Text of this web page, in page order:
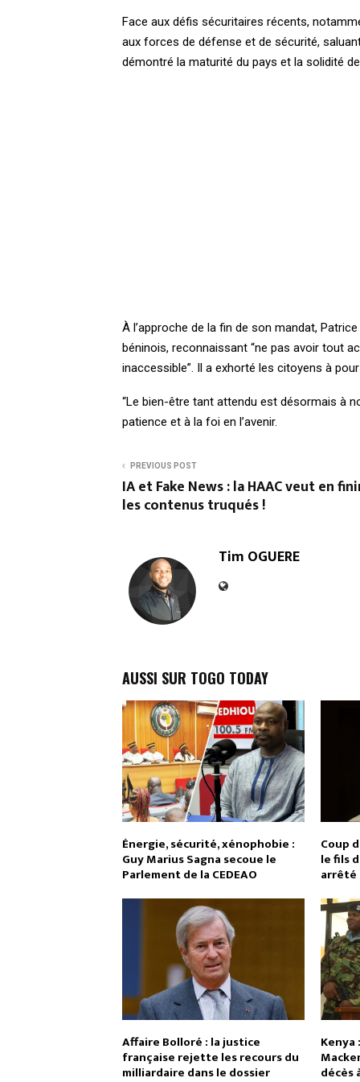
Face aux défis sécuritaires récents,
aux forces de défense et de sécurité,
démontré la maturité du pays et la solidité
À l’approche de la fin de son mandat,
béninois, reconnaissant “ne pas avoir tout
inaccessible”. Il a exhorté les citoyens à
“Le bien-être tant attendu est désormais à
patience et à la foi en l’avenir.
PREVIOUS POST
IA et Fake News : la HAAC veut en
les contenus truqués !
Tim OGUERE
AUSSI SUR TOGO TODAY
Énergie, sécurité, xénophobie :
Guy Marius Sagna secoue le
Parlement de la CEDEAO
Coup
le fils
arrêté
Affaire Bolloré : la justice
française rejette les recours du
milliardaire dans le dossier
Kenya
décès